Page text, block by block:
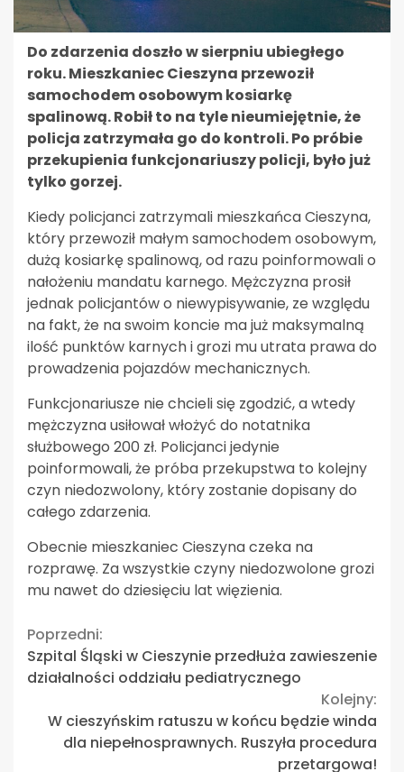
Do zdarzenia doszło w sierpniu ubiegłego
roku. Mieszkaniec Cieszyna przewoził
samochodem osobowym kosiarkę
spalinową. Robił to na tyle nieumiejętnie, że
policja zatrzymała go do kontroli. Po próbie
przekupienia funkcjonariuszy policji, było już
tylko gorzej.
Kiedy policjanci zatrzymali mieszkańca Cieszyna,
który przewoził małym samochodem osobowym,
dużą kosiarkę spalinową, od razu poinformowali o
nałożeniu mandatu karnego. Mężczyzna prosił
jednak policjantów o niewypisywanie, ze względu
na fakt, że na swoim koncie ma już maksymalną
ilość punktów karnych i grozi mu utrata prawa do
prowadzenia pojazdów mechanicznych.
Funkcjonariusze nie chcieli się zgodzić, a wtedy
mężczyzna usiłował włożyć do notatnika
służbowego 200 zł. Policjanci jedynie
poinformowali, że próba przekupstwa to kolejny
czyn niedozwolony, który zostanie dopisany do
całego zdarzenia.
Obecnie mieszkaniec Cieszyna czeka na
rozprawę. Za wszystkie czyny niedozwolone grozi
mu nawet do dziesięciu lat więzienia.
Continue
Reading
Poprzedni:
Szpital Śląski w Cieszynie przedłuża zawieszenie
działalności oddziału pediatrycznego
Kolejny:
W cieszyńskim ratuszu w końcu będzie winda
dla niepełnosprawnych. Ruszyła procedura
przetargowa!